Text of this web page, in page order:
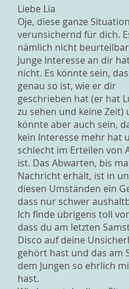
Liebe Lia
Oje, diese ganze
verunsichernd für dich.
nämlich nicht
Junge Interesse an dir
nicht. Es könnte sein,
genau so ist, wie er dir
geschrieben hat (er hat
zu sehen und keine Zeit)
könnte aber auch sein,
kein Interesse mehr hat
schlecht im Erteilen von
ist. Das Abwarten, bis
Nachricht erhält, ist in
diesen Umständen ein
dass nur schwer
Ich finde übrigens toll
dass du am letzten
Disco auf deine
gehört hast und das am
dem Jungen so ehrlich
hast.